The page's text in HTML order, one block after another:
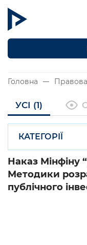
Головна
УСІ (1)
КАТЕГОРІЇ
Наказ Мінфіну
Методики
публічного